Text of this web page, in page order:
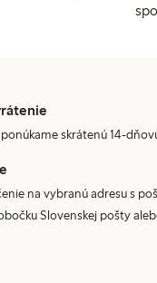
skrátenú 14-
na vybranú adresu s
Slovenskej pošty